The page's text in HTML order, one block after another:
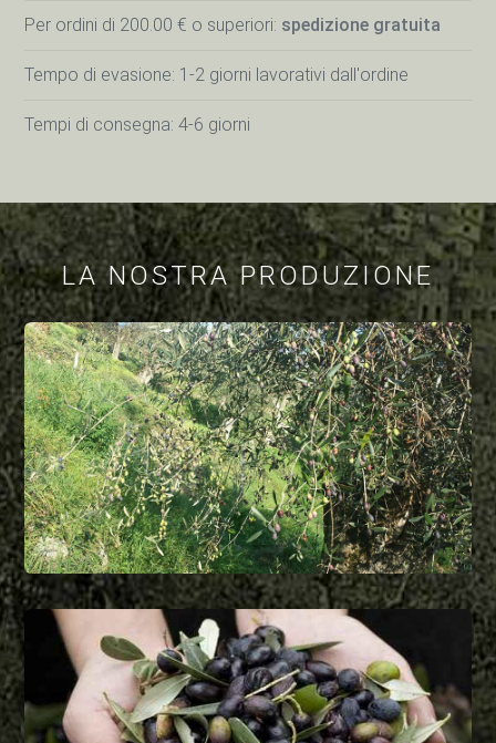
Per ordini di 200.00 € o superiori: spedizione gratuita
Tempo di evasione: 1-2 giorni lavorativi dall'ordine
Tempi di consegna: 4-6 giorni
LA NOSTRA PRODUZIONE